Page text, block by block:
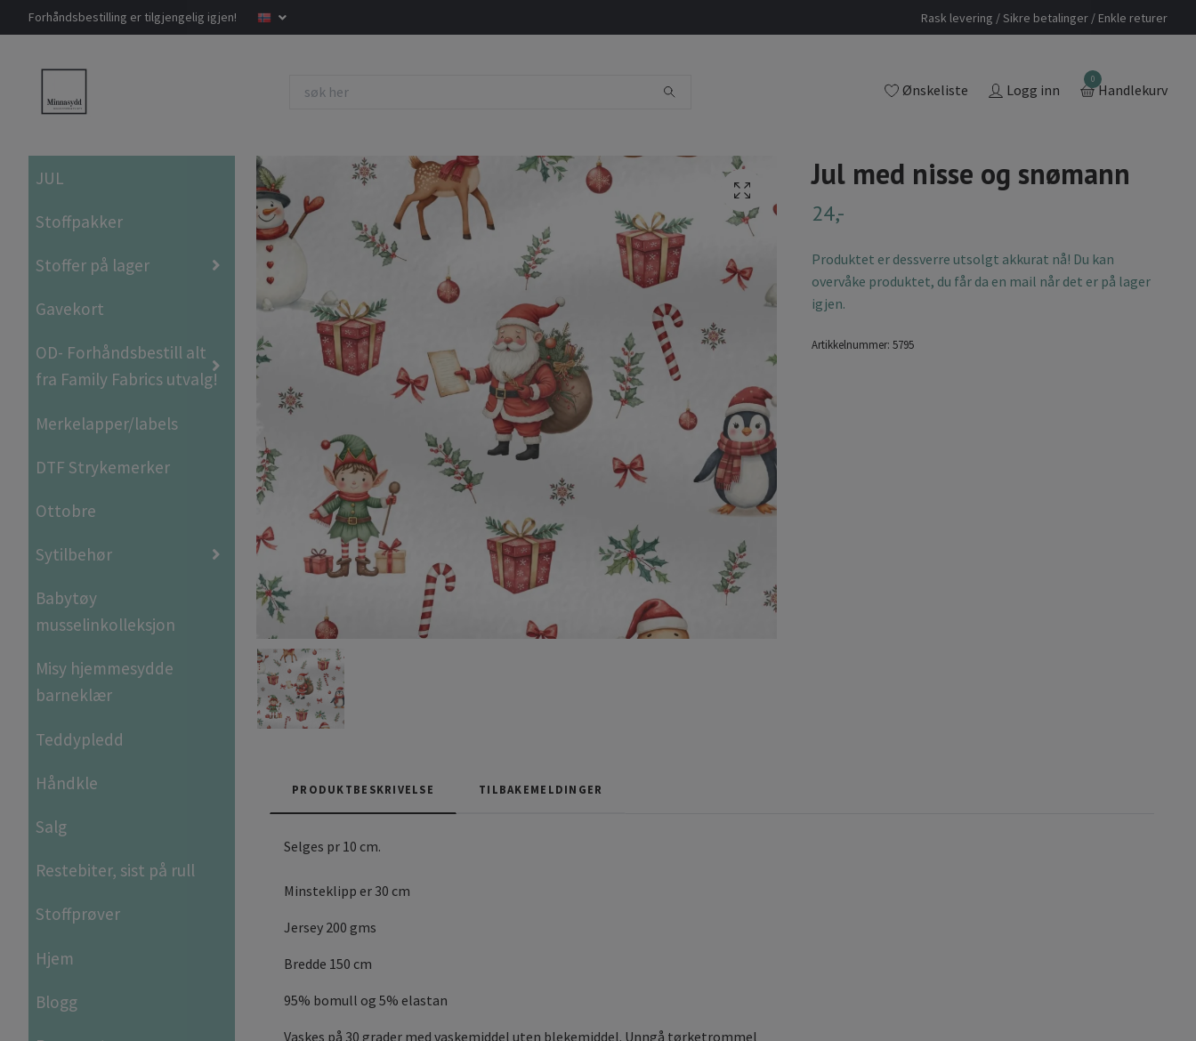
Forhåndsbestilling er tilgjengelig igjen! Rask levering / Sikre betalinger / Enkle returer
Ønskeliste Logg inn
0
Handlekurv
JUL
Stoffpakker
Stoffer på lager
Gavekort
OD- Forhåndsbestill alt
fra Family Fabrics utvalg!
Merkelapper/labels
DTF Strykemerker
Ottobre
Sytilbehør
Babytøy
musselinkolleksjon
Misy hjemmesydde
barneklær
Teddypledd
Håndkle
Salg
Restebiter, sist på rull
Stoffprøver
Hjem
Blogg
Jul med nisse og snømann
24,-
Produktet er dessverre utsolgt akkurat nå! Du kan
overvåke produktet, du får da en mail når det er på lager
igjen.
Artikkelnummer: 5795
PRODUKTBESKRIVELSE TILBAKEMELDINGER
Selges pr 10 cm.
Minsteklipp er 30 cm
Jersey 200 gms
Bredde 150 cm
95% bomull og 5% elastan
Vaskes på 30 grader med vaskemiddel uten blekemiddel. Unngå tørketrommel